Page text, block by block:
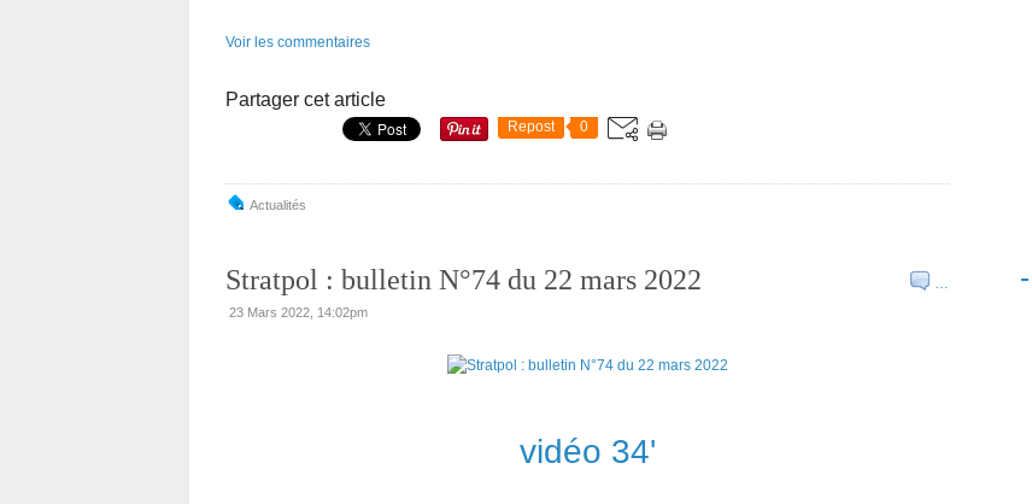
Voir les commentaires
Partager cet article
Repost 0
Actualités
…
Stratpol : bulletin N°74 du 22 mars 2022
23 Mars 2022, 14:02pm
vidéo 34'